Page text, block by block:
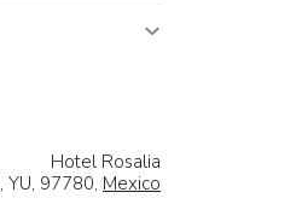
Hotel Rosalia
, YU, 97780, Mexico